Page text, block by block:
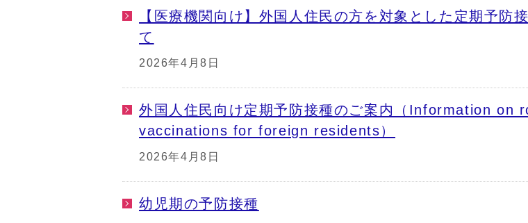
【医療機関向け】外国人住民の方を対象とした定期予防
て
2026年4月8日
外国人住民向け定期予防接種のご案内（Information on
vaccinations for foreign residents）
2026年4月8日
幼児期の予防接種